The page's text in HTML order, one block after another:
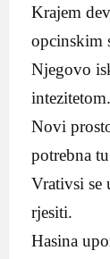
Krajem
opcinskim
Njegovo
intezitetom.
Novi
potrebna
Vrativsi se
rjesiti.
Hasina